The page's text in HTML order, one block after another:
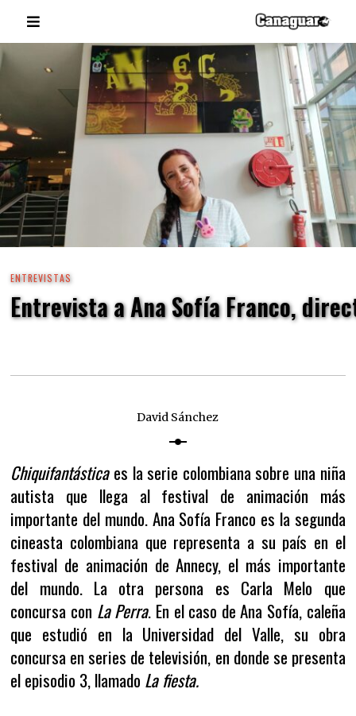
ENTREVISTAS
Entrevista a Ana Sofía Franco,
David Sánchez
Chiquifantásticaes la serie colombiana sobre una niña
autista que llega al festival de animación más
importante del mundo. Ana Sofía Franco es la segunda
cineasta colombiana que representa a su país en el
festival de animación de Annecy, el más importante
del mundo. La otra persona es Carla Melo que
concursa con La Perra. En el caso de Ana Sofía, caleña
que estudió en la Universidad del Valle, su obra
concursa en series de televisión, en donde se presenta
el episodio 3, llamado La fiesta.